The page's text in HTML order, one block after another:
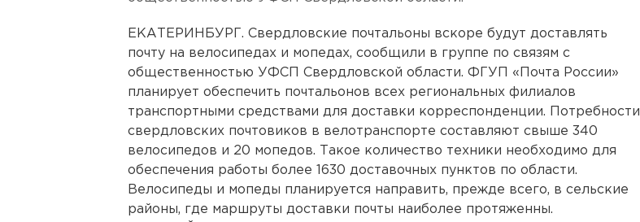
ЕКАТЕРИНБУРГ. Свердловские почтальоны вскоре будут доставлять
почту на велосипедах и мопедах, сообщили в группе по связям с
общественностью УФСП Свердловской области. ФГУП «Почта России»
планирует обеспечить почтальонов всех региональных филиалов
транспортными средствами для доставки корреспонденции. Потребности
свердловских почтовиков в велотранспорте составляют свыше 340
велосипедов и 20 мопедов. Такое количество техники необходимо для
обеспечения работы более 1630 доставочных пунктов по области.
Велосипеды и мопеды планируется направить, прежде всего, в сельские
районы, где маршруты доставки почты наиболее протяженны.